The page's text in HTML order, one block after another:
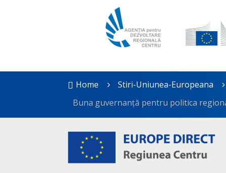
 Home 5 Stiri-Uniunea-Europeana 5
Buna guvernanță pentru politica